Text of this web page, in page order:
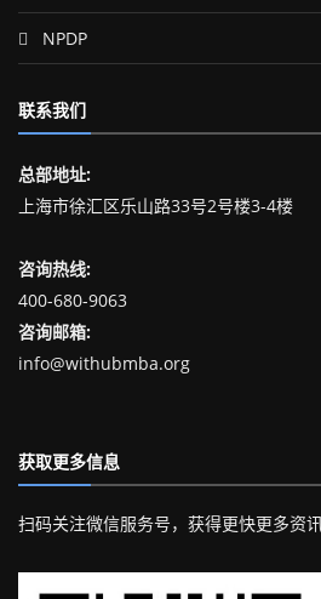
NPDP
联系我们
总部地址:
上海市徐汇区乐山路33号2号楼3-4楼
咨询热线:
400-680-9063
咨询邮箱:
info@withubmba.org
获取更多信息
扫码关注微信服务号，获得更快更多资